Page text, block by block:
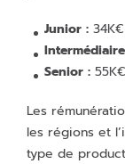
Junior :
Senior :
Les
les régions et
type de